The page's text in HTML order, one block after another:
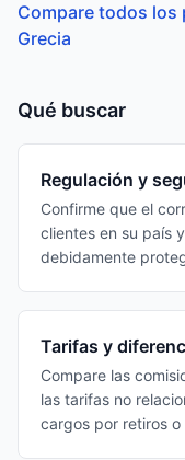
Compare todos los
Grecia
Qué buscar
Regulación y
Confirme que el
clientes en su país
debidamente
Tarifas y
Compare las
las tarifas no
cargos por retiros